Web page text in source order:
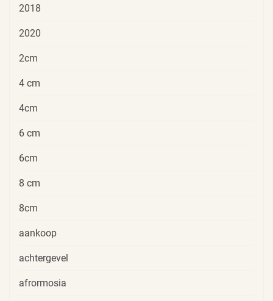
2018
2020
2cm
4 cm
4cm
6 cm
6cm
8 cm
8cm
aankoop
achtergevel
afrormosia